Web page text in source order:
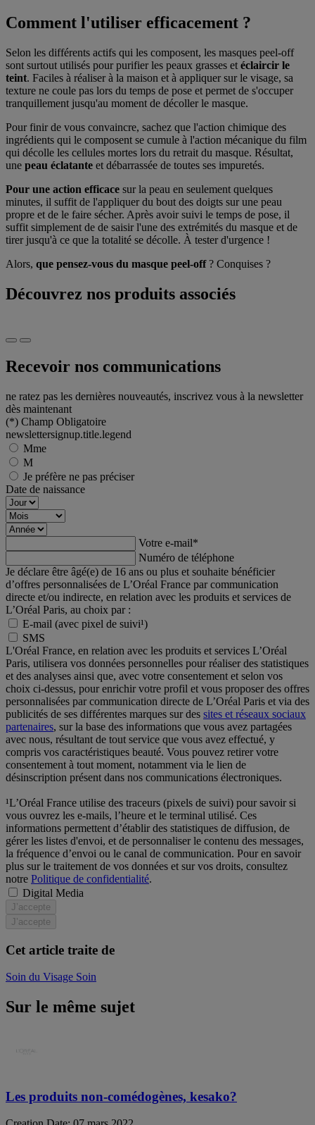
Comment l'utiliser efficacement ?
Selon les différents actifs qui les composent, les masques peel-off
sont surtout utilisés pour purifier les peaux grasses et éclaircir le
teint. Faciles à réaliser à la maison et à appliquer sur le visage, sa
texture ne coule pas lors du temps de pose et permet de s'occuper
tranquillement jusqu'au moment de décoller le masque.
Pour finir de vous convaincre, sachez que l'action chimique des
ingrédients qui le composent se cumule à l'action mécanique du film
qui décolle les cellules mortes lors du retrait du masque. Résultat,
une peau éclatante et débarrassée de toutes ses impuretés.
Pour une action efficace sur la peau en seulement quelques
minutes, il suffit de l'appliquer du bout des doigts sur une peau
propre et de le faire sécher. Après avoir suivi le temps de pose, il
suffit simplement de de saisir l'une des extrémités du masque et de
tirer jusqu'à ce que la totalité se décolle. À tester d'urgence !
Alors, que pensez-vous du masque peel-off? Conquises ?
Découvrez nos produits associés
Recevoir nos communications
ne ratez pas les dernières nouveautés, inscrivez vous à la newsletter
dès maintenant
(*) Champ Obligatoire
newslettersignup.title.legend
Mme
M
Je préfère ne pas préciser
Date de naissance
Votre e-mail*
Numéro de téléphone
Je déclare être âgé(e) de 16 ans ou plus et souhaite bénéficier
d’offres personnalisées de L’Oréal France par communication
directe et/ou indirecte, en relation avec les produits et services de
L’Oréal Paris, au choix par :
E-mail (avec pixel de suivi¹)
SMS
L'Oréal France, en relation avec les produits et services L’Oréal
Paris, utilisera vos données personnelles pour réaliser des statistiques
et des analyses ainsi que, avec votre consentement et selon vos
choix ci-dessus, pour enrichir votre profil et vous proposer des offres
personnalisées par communication directe de L’Oréal Paris et via des
publicités de ses différentes marques sur des sites et réseaux sociaux
partenaires, sur la base des informations que vous avez partagées
avec nous, résultant de tout service que vous avez effectué, y
compris vos caractéristiques beauté. Vous pouvez retirer votre
consentement à tout moment, notamment via le lien de
désinscription présent dans nos communications électroniques.
¹L’Oréal France utilise des traceurs (pixels de suivi) pour savoir si
vous ouvrez les e-mails, l’heure et le terminal utilisé. Ces
informations permettent d’établir des statistiques de diffusion, de
gérer les listes d'envoi, et de personnaliser le contenu des messages,
la fréquence d’envoi ou le canal de communication. Pour en savoir
plus sur le traitement de vos données et sur vos droits, consultez
notre Politique de confidentialité.
Digital Media
J’accepte
J’accepte
Cet article traite de
Soin du Visage Soin
Sur le même sujet
Les produits non-comédogènes, kesako?